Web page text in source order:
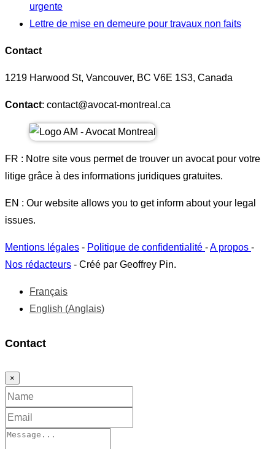
urgente
Lettre de mise en demeure pour travaux non faits
Contact
1219 Harwood St, Vancouver, BC V6E 1S3, Canada
Contact: contact@avocat-montreal.ca
FR : Notre site vous permet de trouver un avocat pour votre
litige grâce à des informations juridiques gratuites.
EN : Our website allows you to get inform about your legal
issues.
Mentions légales - Politique de confidentialité -A propos -
Nos rédacteurs - Créé par Geoffrey Pin.
Français
English (Anglais)
Contact
×